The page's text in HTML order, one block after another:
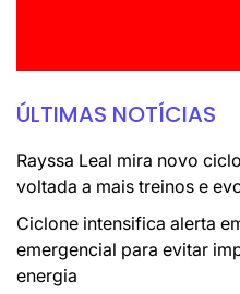
ÚLTIMAS NOTÍCIAS
Rayssa Leal mira novo
voltada a mais treinos e
Ciclone intensifica alerta
emergencial para evitar
energia